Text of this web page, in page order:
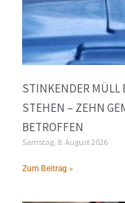
STINKENDER MÜLL
STEHEN – ZEHN
BETROFFEN
Samstag, 8. August 2026
Zum Beitrag »